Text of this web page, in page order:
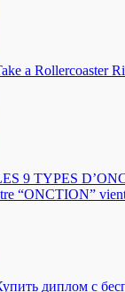
a Rollercoaster
9 TYPES
“ONCTION”
диплом с